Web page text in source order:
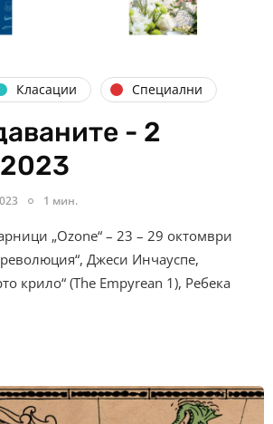
Класации Специални
- 2
1 мин.
„Ozone“ – 23 – 29 октомври
Джеси Инчауспе,
крило“ (The Empyrean 1), Ребека